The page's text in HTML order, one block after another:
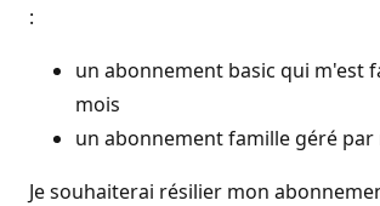
:
un abonnement basic qui m'est
mois
un abonnement famille géré
Je souhaiterai résilier mon